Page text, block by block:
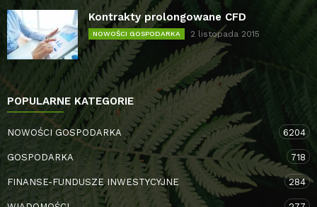
Kontrakty prolongowane CFD
NOWOŚCI GOSPODARKA 2 listopada 2015
POPULARNE KATEGORIE
NOWOŚCI GOSPODARKA 6204
GOSPODARKA 718
FINANSE-FUNDUSZE INWESTYCYJNE 284